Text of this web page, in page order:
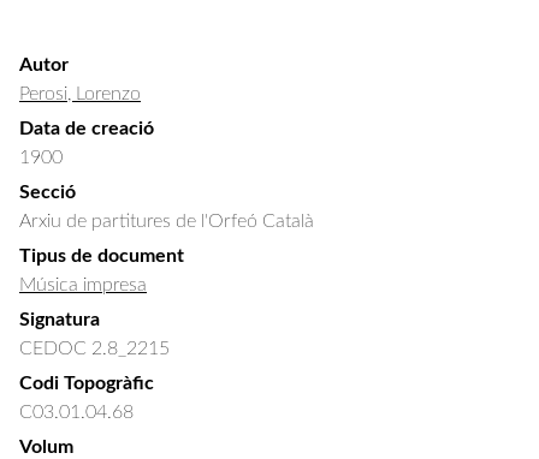
Autor
Perosi, Lorenzo
Data de creació
1900
Secció
Arxiu de partitures de l'Orfeó Català
Tipus de document
Música impresa
Signatura
CEDOC 2.8_2215
Codi Topogràfic
C03.01.04.68
Volum